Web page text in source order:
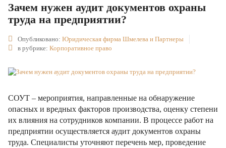
Зачем нужен аудит документов охраны
труда на предприятии?
Опубликовано: Юридическая фирма Шмелева и Партнеры
в рубрике: Корпоративное право
СОУТ – мероприятия, направленные на обнаружение
опасных и вредных факторов производства, оценку степени
их влияния на сотрудников компании. В процессе работ на
предприятии осуществляется аудит документов охраны
труда. Специалисты уточняют перечень мер, проведение